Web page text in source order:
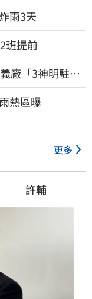
雨3天
班提前
廠「3神明駐駕
熱區曝
更多
許輔